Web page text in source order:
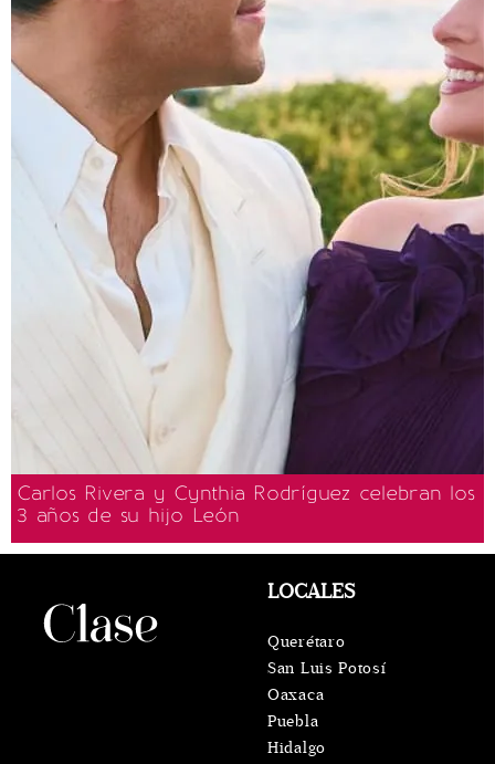
Carlos Rivera y Cynthia Rodríguez celebran los
3 años de su hijo León
LOCALES
Querétaro
San Luis Potosí
Oaxaca
Puebla
Hidalgo